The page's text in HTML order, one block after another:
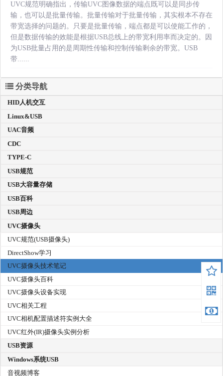
UVC规范明确指出，传输UVC图像数据的端点既可以是同步传
输，也可以是批量传输。批量传输对于批量传输，其实根本不存在
带宽选择的问题的。只要是批量传输，端点都是可以使能工作的，
但是数据传输的效能是根据USB总线上的带宽利用率而决定的。因
为USB批量占用的是周期性传输和控制传输剩余的带宽。USB
带......
分类导航
HID人机交互
Linux&USB
UAC音频
CDC
TYPE-C
USB规范
USB大容量存储
USB百科
USB周边
UVC摄像头
UVC规范(USB摄像头)
DirectShow学习
UVC摄像头技术笔记
UVC摄像头百科
UVC摄像头设备实现
UVC相关工程
UVC相机配置描述符实例大全
UVC红外(IR)摄像头实例分析
USB资源
Windows系统USB
音视频博客